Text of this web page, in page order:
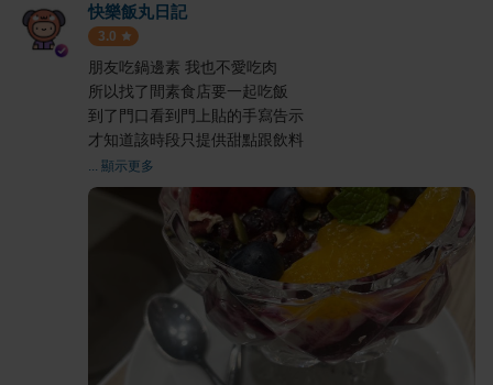
快樂飯丸日記
3.0
朋友吃鍋邊素 我也不愛吃肉
所以找了間素食店要一起吃飯
到了門口看到門上貼的手寫告示
才知道該時段只提供甜點跟飲料
... 顯示更多